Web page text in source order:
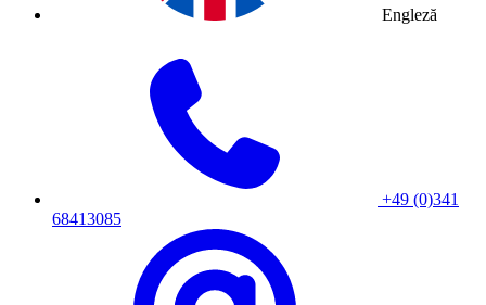
Engleză
+49 (0)341
68413085